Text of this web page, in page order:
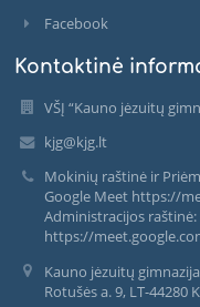
Facebook
Kontaktinė
VŠĮ “Kauno jėzuitų
kjg@kjg.lt
Mokinių raštinė ir
Google Meet https://
Administracijos raštinė:
https://
Kauno jėzuitų gimnazija
Rotušės a. 9, LT-44280